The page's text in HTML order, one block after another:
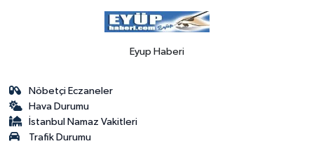
Eyup Haberi
Nöbetçi Eczaneler
Hava Durumu
İstanbul Namaz Vakitleri
Trafik Durumu